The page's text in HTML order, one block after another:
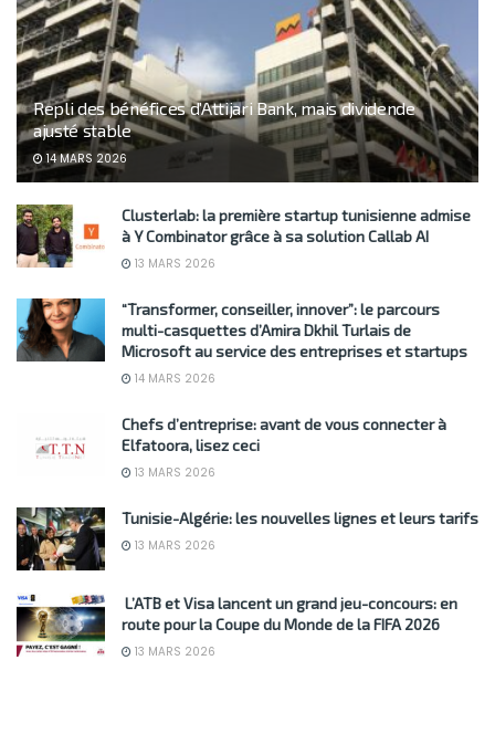
Repli des bénéfices d’Attijari Bank, mais dividende
ajusté stable
14 MARS 2026
Clusterlab: la première startup tunisienne admise
à Y Combinator grâce à sa solution Callab AI
13 MARS 2026
“Transformer, conseiller, innover”: le parcours
multi-casquettes d’Amira Dkhil Turlais de
Microsoft au service des entreprises et startups
14 MARS 2026
Chefs d’entreprise: avant de vous connecter à
Elfatoora, lisez ceci
13 MARS 2026
Tunisie-Algérie: les nouvelles lignes et leurs tarifs
13 MARS 2026
L’ATB et Visa lancent un grand jeu-concours: en
route pour la Coupe du Monde de la FIFA 2026
13 MARS 2026